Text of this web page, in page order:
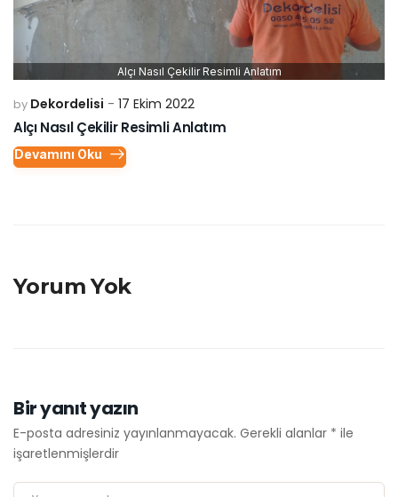
Alçı Nasıl Çekilir Resimli Anlatım
by Dekordelisi 17 Ekim 2022
Alçı Nasıl Çekilir Resimli Anlatım
Devamını Oku
Yorum Yok
Bir yanıt yazın
E-posta adresiniz yayınlanmayacak. Gerekli alanlar * ile
işaretlenmişlerdir